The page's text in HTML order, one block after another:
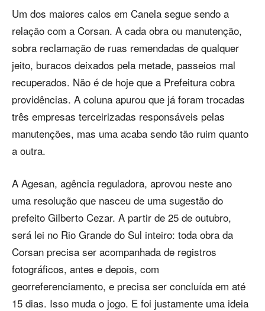
Um dos maiores calos em Canela segue sendo a
relação com a Corsan. A cada obra ou manutenção,
sobra reclamação de ruas remendadas de qualquer
jeito, buracos deixados pela metade, passeios mal
recuperados. Não é de hoje que a Prefeitura cobra
providências. A coluna apurou que já foram trocadas
três empresas terceirizadas responsáveis pelas
manutenções, mas uma acaba sendo tão ruim quanto
a outra.
A Agesan, agência reguladora, aprovou neste ano
uma resolução que nasceu de uma sugestão do
prefeito Gilberto Cezar. A partir de 25 de outubro,
será lei no Rio Grande do Sul inteiro: toda obra da
Corsan precisa ser acompanhada de registros
fotográficos, antes e depois, com
georreferenciamento, e precisa ser concluída em até
15 dias. Isso muda o jogo. E foi justamente uma ideia